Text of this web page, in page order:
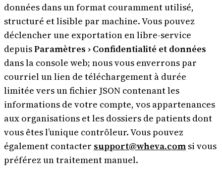
données dans un format couramment utilisé,
structuré et lisible par machine. Vous pouvez
déclencher une exportation en libre-service
depuisParamètres › Confidentialité et données
dans la console web; nous vous enverrons par
courriel un lien de téléchargement à durée
limitée vers un fichier JSON contenant les
informations de votre compte, vos appartenances
aux organisations et les dossiers de patients dont
vous êtes l’unique contrôleur. Vous pouvez
également contacter support@wheva.com si vous
préférez un traitement manuel.